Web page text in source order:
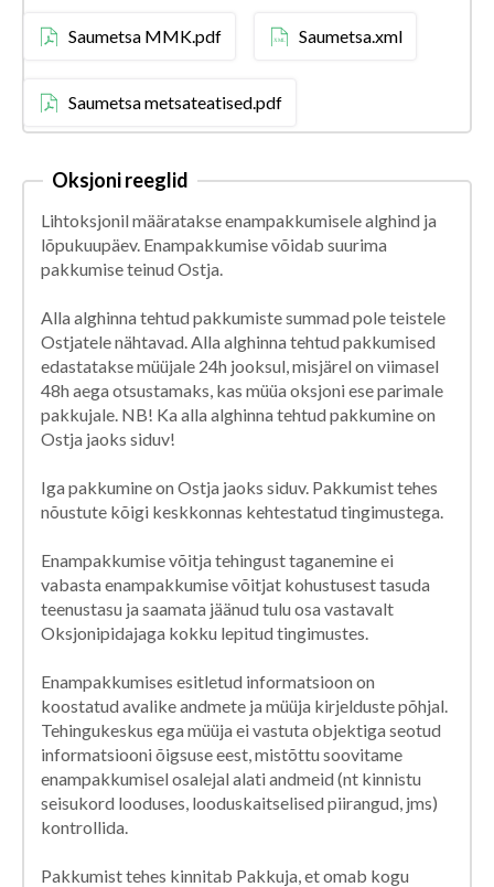
Saumetsa MMK.pdf Saumetsa.xml
Saumetsa metsateatised.pdf
Oksjoni reeglid
Lihtoksjonil määratakse enampakkumisele alghind ja
lõpukuupäev. Enampakkumise võidab suurima
pakkumise teinud Ostja.
Alla alghinna tehtud pakkumiste summad pole teistele
Ostjatele nähtavad. Alla alghinna tehtud pakkumised
edastatakse müüjale 24h jooksul, misjärel on viimasel
48h aega otsustamaks, kas müüa oksjoni ese parimale
pakkujale. NB! Ka alla alghinna tehtud pakkumine on
Ostja jaoks siduv!
Iga pakkumine on Ostja jaoks siduv. Pakkumist tehes
nõustute kõigi keskkonnas kehtestatud tingimustega.
Enampakkumise võitja tehingust taganemine ei
vabasta enampakkumise võitjat kohustusest tasuda
teenustasu ja saamata jäänud tulu osa vastavalt
Oksjonipidajaga kokku lepitud tingimustes.
Enampakkumises esitletud informatsioon on
koostatud avalike andmete ja müüja kirjelduste põhjal.
Tehingukeskus ega müüja ei vastuta objektiga seotud
informatsiooni õigsuse eest, mistõttu soovitame
enampakkumisel osalejal alati andmeid (nt kinnistu
seisukord looduses, looduskaitselised piirangud, jms)
kontrollida.
Pakkumist tehes kinnitab Pakkuja, et omab kogu